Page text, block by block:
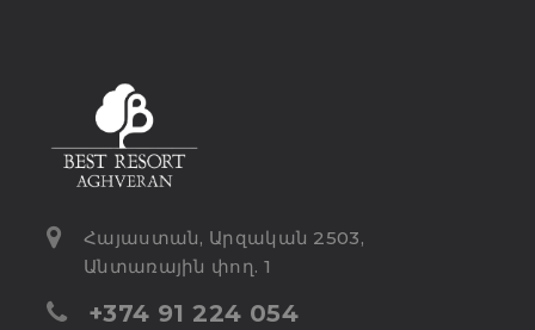
Հայաստան, Արզական 2503,
Անտառային փող. 1
+374 91 224 054